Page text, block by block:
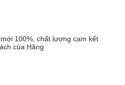
100%, chất lượng cam kết
của Hãng